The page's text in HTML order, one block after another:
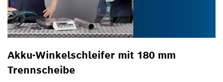
Akku-Winkelschleifer mit 180 mm
Trennscheibe